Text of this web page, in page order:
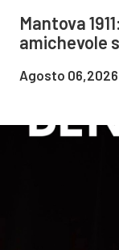
Mantova
amichevole
Agosto 06,2026